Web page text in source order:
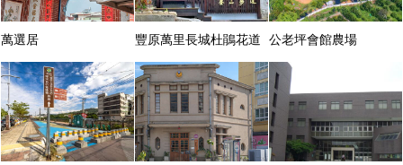
萬選居 豐原萬里長城杜鵑花道 公老坪會館農場